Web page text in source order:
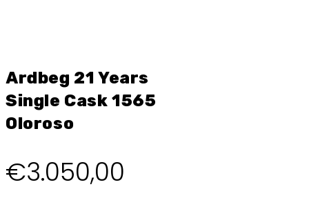
Ardbeg 21 Years
Single Cask 1565
Oloroso
€3.050,00